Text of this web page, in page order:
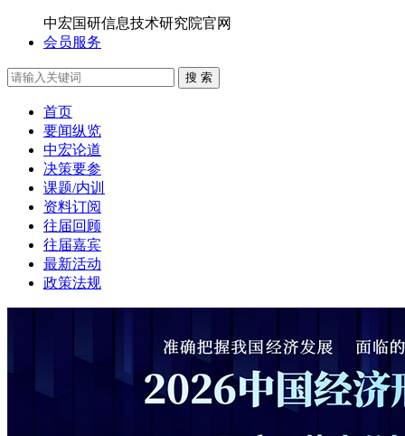
中宏国研信息技术研究院官网
会员服务
搜 索
首页
要闻纵览
中宏论道
决策要参
课题/内训
资料订阅
往届回顾
往届嘉宾
最新活动
政策法规